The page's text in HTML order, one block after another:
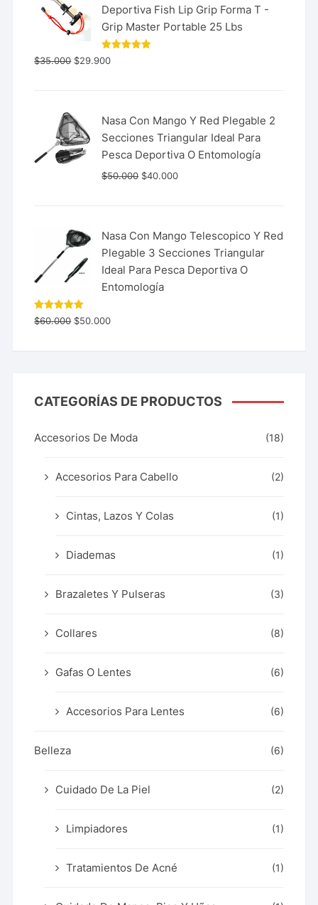
Deportiva Fish Lip Grip Forma T -
Grip Master Portable 25 Lbs
Valorado
con
$35.000 $29.900
Nasa Con Mango Y Red Plegable 2
Secciones Triangular Ideal Para
Pesca Deportiva O Entomología
$50.000 $40.000
Nasa Con Mango Telescopico Y Red
Plegable 3 Secciones Triangular
Ideal Para Pesca Deportiva O
Entomología
Valorado
con 5.00
$60.000 $50.000
CATEGORÍAS DE PRODUCTOS
Accesorios De Moda (18)
Accesorios Para Cabello (2)
Cintas, Lazos Y Colas (1)
Diademas (1)
Brazaletes Y Pulseras (3)
Collares (8)
Gafas O Lentes (6)
Accesorios Para Lentes (6)
Belleza (6)
Cuidado De La Piel (2)
Limpiadores (1)
Tratamientos De Acné (1)